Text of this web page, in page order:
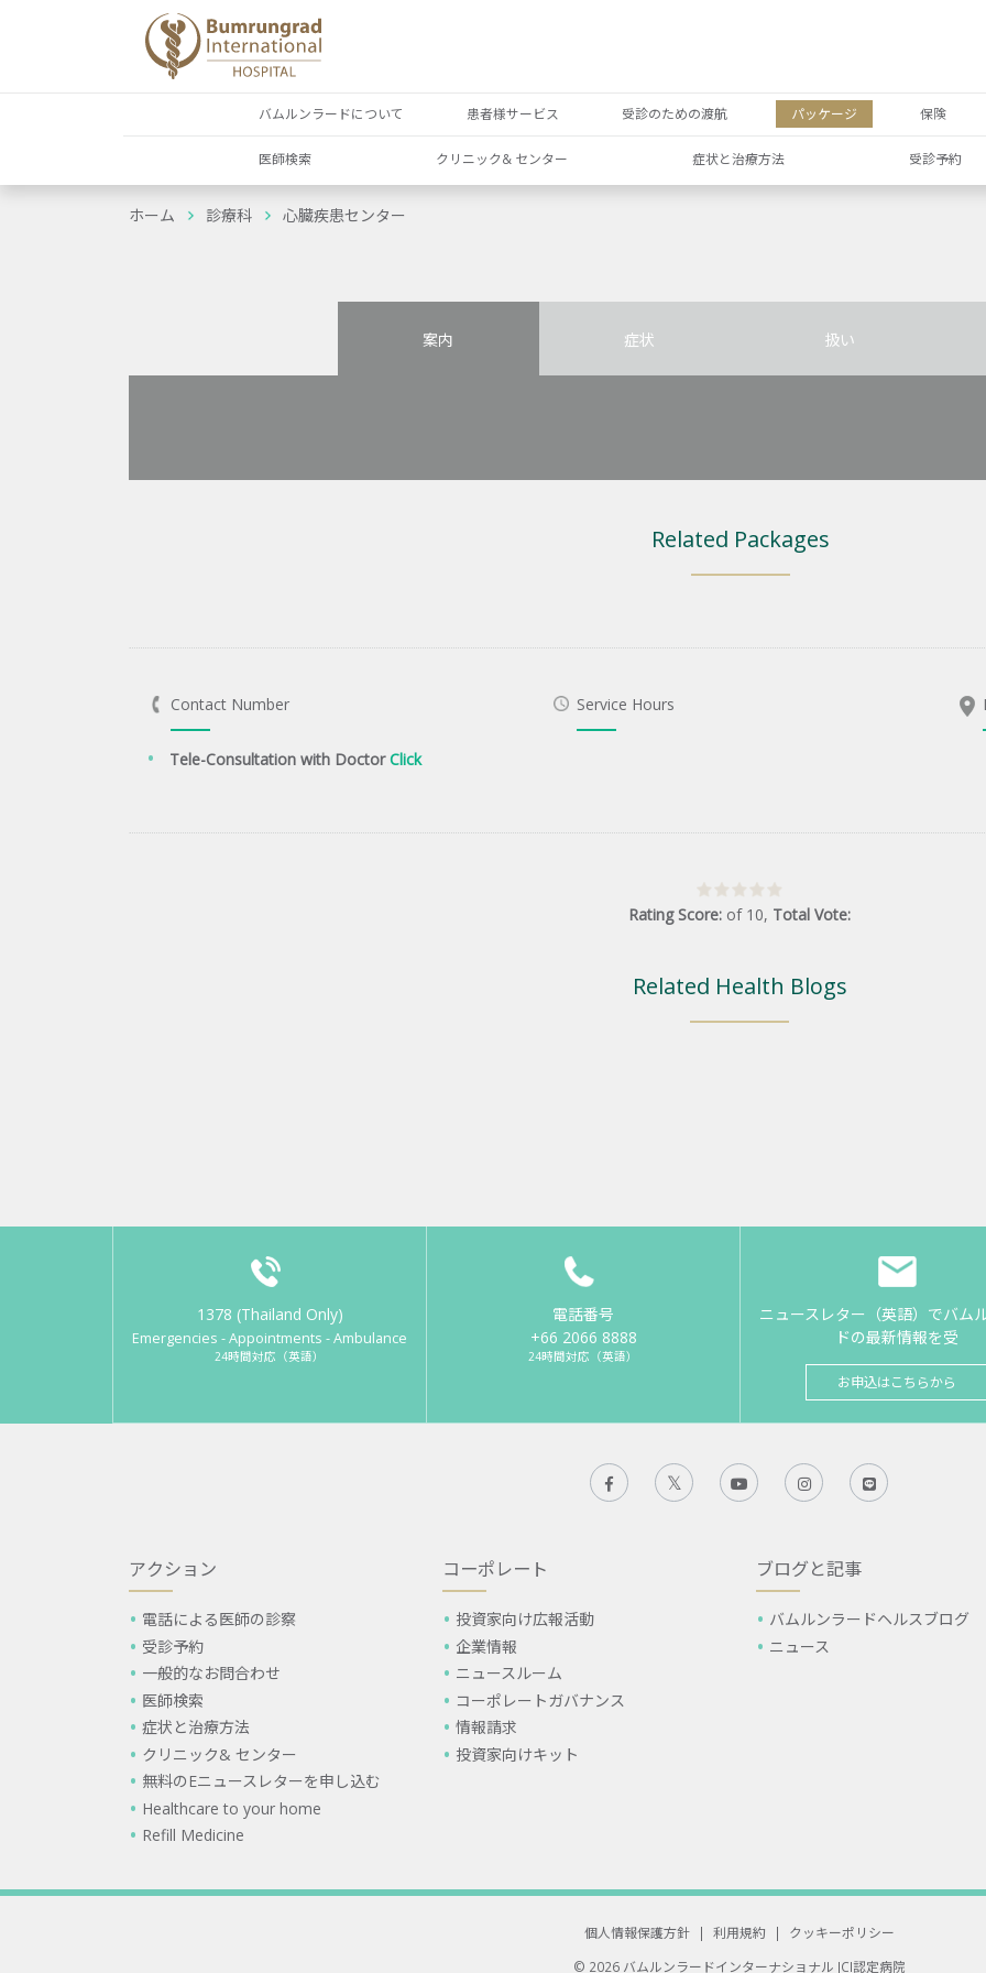
バムルンラードについて 患者様サービス 受診のための渡航 パッケージ 保険
医師検索 クリニック& センター 症状と治療方法 受診予約
ホーム 診療科 心臓疾患センター
案内 症状 扱い
Related Packages
Contact Number
Tele-Consultation with DoctorClick
Service Hours
Rating Score: of 10, Total Vote:
Related Health Blogs
1378 (Thailand Only)
Emergencies - Appointments - Ambulance
24時間対応（英語）
電話番号
+66 2066 8888
24時間対応（英語）
ニュースレター（英語）でバム
ドの最新情報を受
お申込はこちらから
アクション
電話による医師の診察
受診予約
一般的なお問合わせ
医師検索
症状と治療方法
クリニック& センター
無料のEニュースレターを申し込む
Healthcare to your home
Refill Medicine
コーポレート
投資家向け広報活動
企業情報
ニュースルーム
コーポレートガバナンス
情報請求
投資家向けキット
ブログと記事
バムルンラードヘルスブログ
ニュース
個人情報保護方針 | 利用規約 |
クッキーポリシー
© 2026 バムルンラードインターナショナル JCI認定病院